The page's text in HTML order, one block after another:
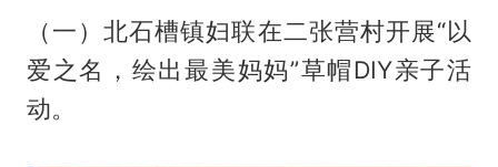
（一）北石槽镇妇联在二张营村开展“以
爱之名，绘出最美妈妈”草帽DIY亲子活
动。